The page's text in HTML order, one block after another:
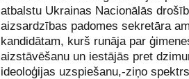
atbalstu Ukrainas Nacionālās
aizsardzības padomes sekretāra
kandidātam, kurš runāja par
aizstāvēšanu un iestājās pret
ideoloģijas uzspiešanu,-ziņo